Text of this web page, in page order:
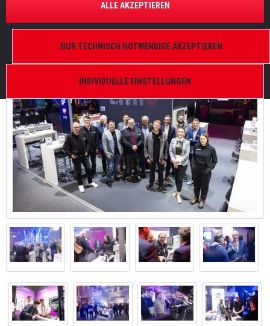
INDIVIDUELLE EINSTELLUNGEN
NUR TECHNISCH NOTWENDIGE AKZEPTIEREN
ALLE AKZEPTIEREN